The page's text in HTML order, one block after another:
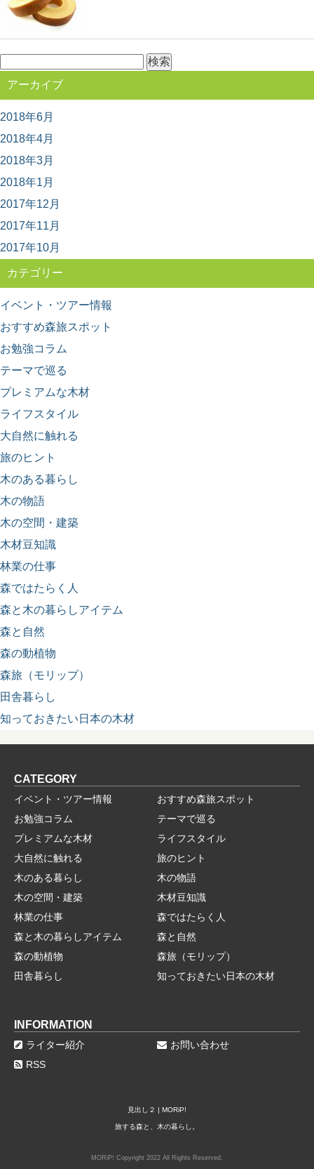
銘木「吉野杉」の木材としての特徴とは？
日本三大人工美林の中でも最も古く500年の歴史を持つと
索:
アーカイブ
2018年6月
2018年4月
2018年3月
2018年1月
2017年12月
2017年11月
2017年10月
カテゴリー
イベント・ツアー情報
おすすめ森旅スポット
お勉強コラム
テーマで巡る
プレミアムな木材
ライフスタイル
大自然に触れる
旅のヒント
木のある暮らし
木の物語
木の空間・建築
木材豆知識
林業の仕事
森ではたらく人
森と木の暮らしアイテム
森と自然
森の動植物
森旅（モリップ）
田舎暮らし
知っておきたい日本の木材
CATEGORY
イベント・ツアー情報
おすすめ森旅スポット
お勉強コラム
テーマで巡る
プレミアムな木材
ライフスタイル
大自然に触れる
旅のヒント
木のある暮らし
木の物語
木の空間・建築
木材豆知識
林業の仕事
森ではたらく人
森と木の暮らしアイテム
森と自然
森の動植物
森旅（モリップ）
田舎暮らし
知っておきたい日本の木材
INFORMATION
ライター紹介
お問い合わせ
RSS
見出し２ | MORiP!
旅する森と、木の暮らし。
MORiP! Copyright 2022 All Rights Reserved.